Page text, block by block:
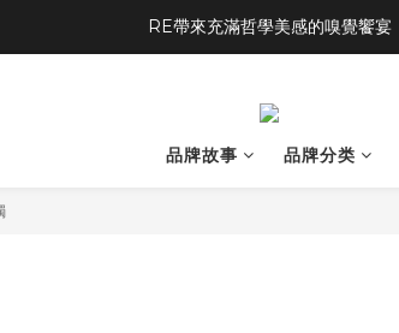
RE帶來充滿哲學美感的嗅覺饗宴
品牌故事 品牌分类